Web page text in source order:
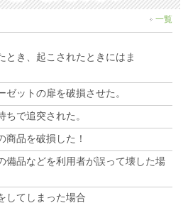
一覧
とき、起こされたときにはま
ットの扉を破損させた。
ちで追突された。
商品を破損した！
備品などを利用者が誤って壊した場
してしまった場合